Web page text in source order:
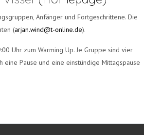
Anfänger und Fortgeschrittene. Die
(arjan.wind@t-online.de).
Uhr zum Warming Up. Je Gruppe sind vier
Pause und eine einstündige Mittagspause